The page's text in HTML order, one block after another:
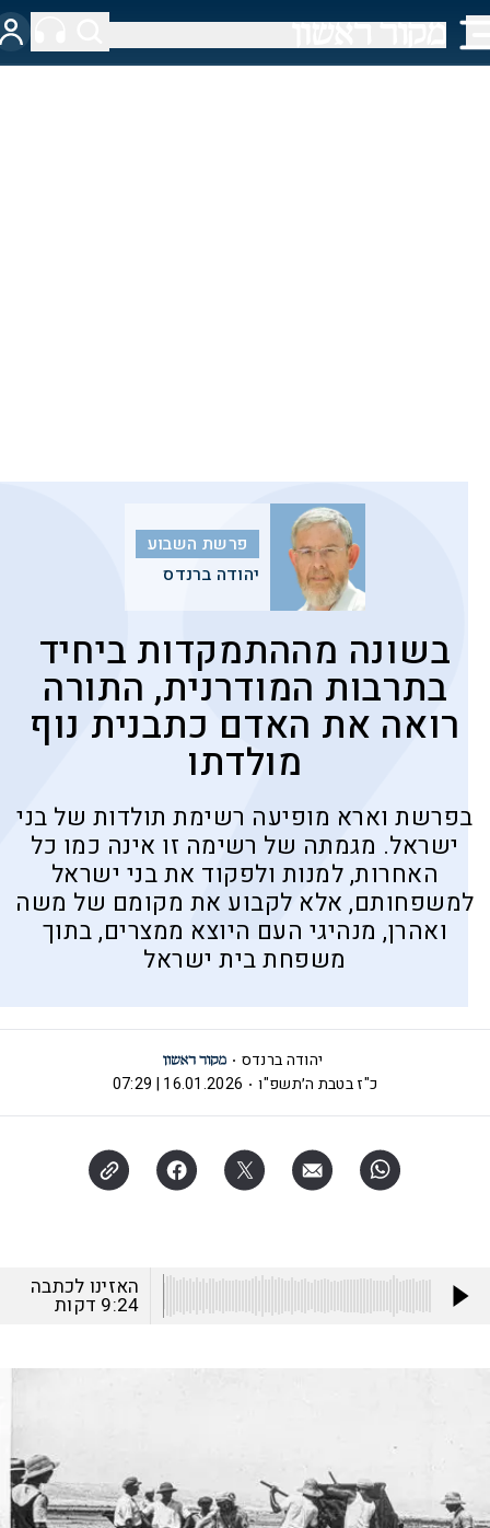
פרשת השבוע
יהודה ברנדס
בשונה מההתמקדות ביחיד
בתרבות המודרנית, התורה
רואה את האדם כתבנית נוף
מולדתו
בפרשת וארא מופיעה רשימת תולדות של בני
ישראל. מגמתה של רשימה זו אינה כמו כל
האחרות, למנות ולפקוד את בני ישראל
למשפחותם, אלא לקבוע את מקומם של משה
ואהרן, מנהיגי העם היוצא ממצרים, בתוך
משפחת בית ישראל
יהודה ברנדס
כ"ז בטבת ה׳תשפ"ו
16.01.2026 | 07:29
האזינו לכתבה
9:24 דקות